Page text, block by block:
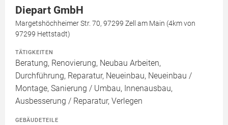
Diepart GmbH
Margetshöchheimer Str. 70, 97299 Zell am Main (4km von
97299 Hettstadt)
TÄTIGKEITEN
Beratung, Renovierung, Neubau Arbeiten,
Durchführung, Reparatur, Neueinbau, Neueinbau /
Montage, Sanierung / Umbau, Innenausbau,
Ausbesserung / Reparatur, Verlegen
GEBÄUDETEILE